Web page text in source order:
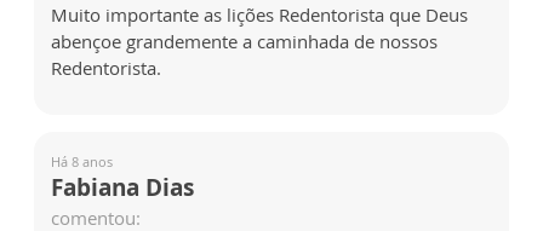
Muito importante as lições Redentorista que Deus
abençoe grandemente a caminhada de nossos
Redentorista.
Há 8 anos
Fabiana Dias
comentou: